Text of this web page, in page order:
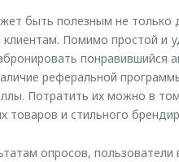
быть полезным не только
Помимо простой и
понравившийся
реферальной
Потратить их можно в
товаров и стильного
опросов,